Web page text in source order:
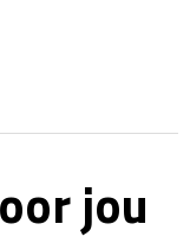
jou